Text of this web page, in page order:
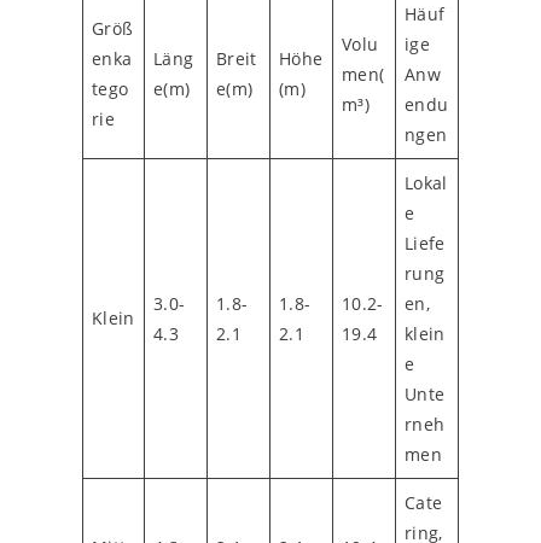
Größ
enka
tego
rie
Läng
e(m)
Breit
e(m)
Höhe
(m)
Volu
men(
m³)
Häuf
ige
Anw
endu
ngen
Klein
3.0-
4.3
1.8-
2.1
1.8-
2.1
10.2-
19.4
Lokal
e
Liefe
rung
en,
klein
e
Unte
rneh
men
Cate
ring,